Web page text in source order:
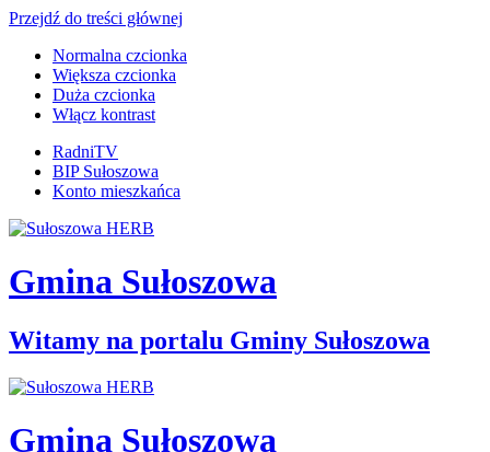
Przejdź do treści głównej
Normalna czcionka
Większa czcionka
Duża czcionka
Włącz kontrast
RadniTV
BIP Sułoszowa
Konto mieszkańca
Gmina Sułoszowa
Witamy na portalu Gminy Sułoszowa
Gmina Sułoszowa